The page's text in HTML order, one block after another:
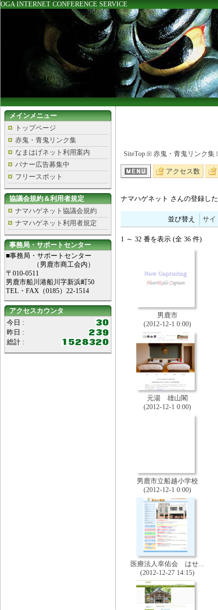
OGA INTERNET CONFERENCE SERVICE
メインメニュー
トップページ
赤鬼・青鬼リンク集
なまはげネット利用案内
バナー広告募集中
フリースポット
協議会規約＆利用者規定
ナマハゲネット協議会規約
ナマハゲネット利用者規定
事務局・サポートセンター
■事務局・サポートセンター
（男鹿市商工会内）
〒010-0511
男鹿市船川港船川字新浜町50
TEL・FAX（0185）22-1514
アクセスカウンタ
今日 :
昨日 :
総計 :
SiteTop 赤鬼・青鬼リンク集
アクセス数
ナマハゲネット さんの登録し
並び替え サイ
1 ～ 32 番を表示 (全 36 件)
男鹿市
(2012-12-1 0:00)
元湯 雄山閣
(2012-12-1 0:00)
男鹿市立船越小学校
(2012-12-1 0:00)
医療法人幸佑会 はせ...
(2012-12-27 14:15)